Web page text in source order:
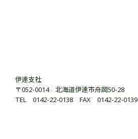
伊達支社
〒052-0014 北海道伊達市舟岡50-28
TEL 0142-22-0138 FAX 0142-22-0139